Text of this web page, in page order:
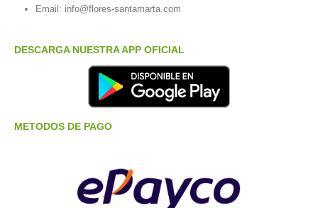
Email: info@flores-santamarta.com
DESCARGA NUESTRA APP OFICIAL
METODOS DE PAGO